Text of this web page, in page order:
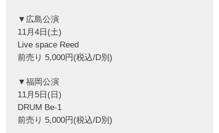
▼広島公演
11月4日(土)
Live space Reed
前売り 5,000円(税込/D別)
▼福岡公演
11月5日(日)
DRUM Be-1
前売り 5,000円(税込/D別)